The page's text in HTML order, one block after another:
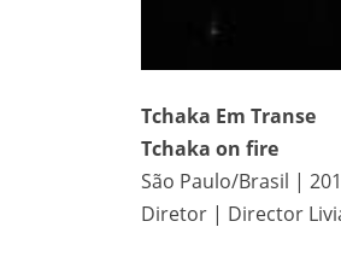
Tchaka Em Transe
Tchaka on fire
São Paulo/Brasil |
Diretor | Director